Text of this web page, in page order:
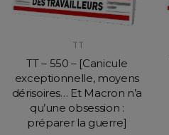
TT
TT – 550 – [Canicule
exceptionnelle, moyens
dérisoires… Et Macron n’a
qu’une obsession :
préparer la guerre]